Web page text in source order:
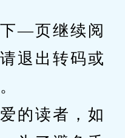
—页继续阅
退出转码或
读者，如